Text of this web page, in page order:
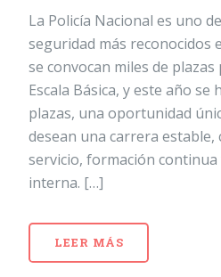
La Policía Nacional es uno
seguridad más reconocidos
se convocan miles de plazas
Escala Básica, y este año se
plazas, una oportunidad
desean una carrera estable,
servicio, formación
interna. […]
LEER MÁS